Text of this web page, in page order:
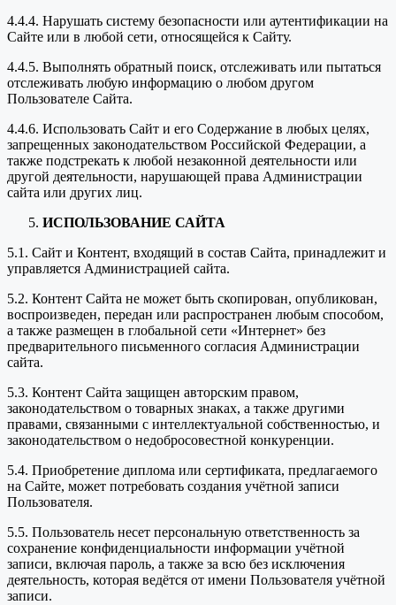
4.4.4. Нарушать систему безопасности или аутентификации на
Сайте или в любой сети, относящейся к Сайту.
4.4.5. Выполнять обратный поиск, отслеживать или пытаться
отслеживать любую информацию о любом другом
Пользователе Сайта.
4.4.6. Использовать Сайт и его Содержание в любых целях,
запрещенных законодательством Российской Федерации, а
также подстрекать к любой незаконной деятельности или
другой деятельности, нарушающей права Администрации
сайта или других лиц.
ИСПОЛЬЗОВАНИЕ САЙТА
5.1. Сайт и Контент, входящий в состав Сайта, принадлежит и
управляется Администрацией сайта.
5.2. Контент Сайта не может быть скопирован, опубликован,
воспроизведен, передан или распространен любым способом,
а также размещен в глобальной сети «Интернет» без
предварительного письменного согласия Администрации
сайта.
5.3. Контент Сайта защищен авторским правом,
законодательством о товарных знаках, а также другими
правами, связанными с интеллектуальной собственностью, и
законодательством о недобросовестной конкуренции.
5.4. Приобретение диплома или сертификата, предлагаемого
на Сайте, может потребовать создания учётной записи
Пользователя.
5.5. Пользователь несет персональную ответственность за
сохранение конфиденциальности информации учётной
записи, включая пароль, а также за всю без исключения
деятельность, которая ведётся от имени Пользователя учётной
записи.